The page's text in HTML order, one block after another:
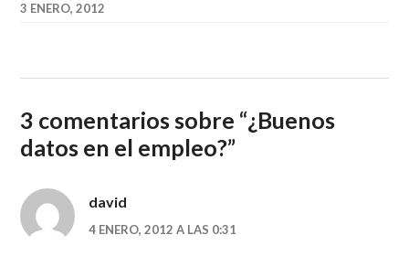
3 ENERO, 2012
3 comentarios sobre “¿Buenos
datos en el empleo?”
david
4 ENERO, 2012 A LAS 0:31